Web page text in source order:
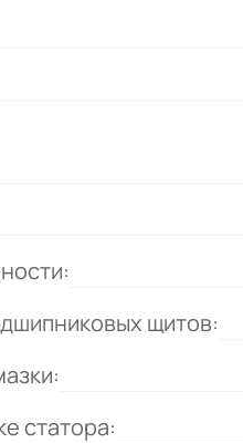
щитов:
статора: